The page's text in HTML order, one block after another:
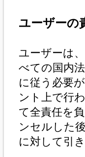
ユーザーの
ユーザーは
べての国内
に従う必要
ント上で行
て全責任を
ンセルした
に対して引